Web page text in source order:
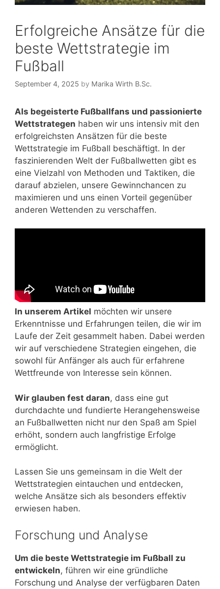
Erfolgreiche Ansätze für die
beste Wettstrategie im
Fußball
September 4, 2025 by Marika Wirth B.Sc.
Als begeisterte Fußballfans und passionierte
Wettstrategen haben wir uns intensiv mit den
erfolgreichsten Ansätzen für die beste
Wettstrategie im Fußball beschäftigt. In der
faszinierenden Welt der Fußballwetten gibt es
eine Vielzahl von Methoden und Taktiken, die
darauf abzielen, unsere Gewinnchancen zu
maximieren und uns einen Vorteil gegenüber
anderen Wettenden zu verschaffen.
In unserem Artikel möchten wir unsere
Erkenntnisse und Erfahrungen teilen, die wir im
Laufe der Zeit gesammelt haben. Dabei werden
wir auf verschiedene Strategien eingehen, die
sowohl für Anfänger als auch für erfahrene
Wettfreunde von Interesse sein können.
Wir glauben fest daran, dass eine gut
durchdachte und fundierte Herangehensweise
an Fußballwetten nicht nur den Spaß am Spiel
erhöht, sondern auch langfristige Erfolge
ermöglicht.
Lassen Sie uns gemeinsam in die Welt der
Wettstrategien eintauchen und entdecken,
welche Ansätze sich als besonders effektiv
erwiesen haben.
Forschung und Analyse
Um die beste Wettstrategie im Fußball zu
entwickeln, führen wir eine gründliche
Forschung und Analyse der verfügbaren Daten